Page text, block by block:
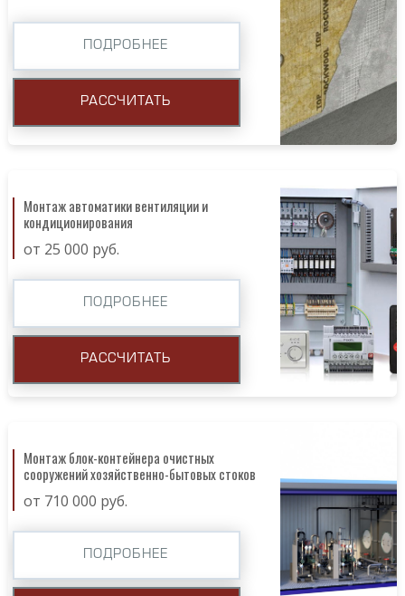
ПОДРОБНЕЕ
РАССЧИТАТЬ
Монтаж автоматики вентиляции и
кондиционирования
от 25 000 руб.
ПОДРОБНЕЕ
РАССЧИТАТЬ
Монтаж блок-контейнера очистных
сооружений хозяйственно-бытовых стоков
от 710 000 руб.
ПОДРОБНЕЕ